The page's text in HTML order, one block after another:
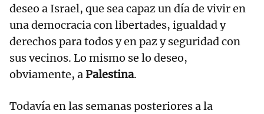
deseo a Israel, que sea capaz un día de vivir en
una democracia con libertades, igualdad y
derechos para todos y en paz y seguridad con
sus vecinos. Lo mismo se lo deseo,
obviamente, aPalestina.
Todavía en las semanas posteriores a la